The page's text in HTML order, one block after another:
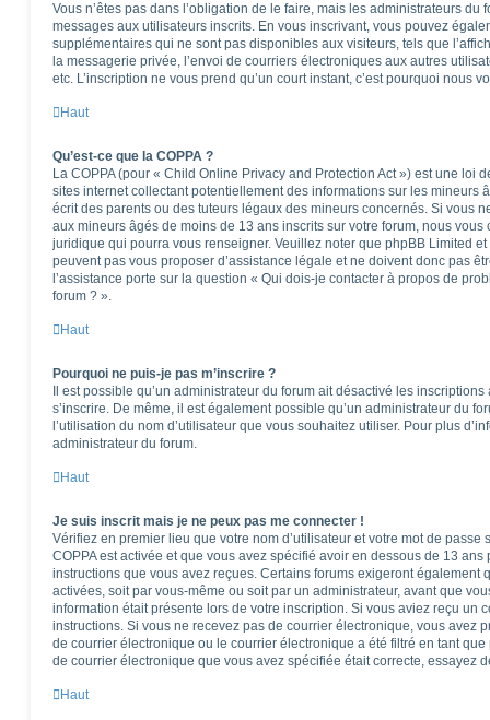
Vous n’êtes pas dans l’obligation de le faire, mais les administrateurs
messages aux utilisateurs inscrits. En vous inscrivant, vous pouvez
supplémentaires qui ne sont pas disponibles aux visiteurs, tels que
la messagerie privée, l’envoi de courriers électroniques aux autres
etc. L’inscription ne vous prend qu’un court instant, c’est pourquoi nous
Haut
Qu’est-ce que la COPPA ?
La COPPA (pour « Child Online Privacy and Protection Act ») est une loi
sites internet collectant potentiellement des informations sur les mineurs
écrit des parents ou des tuteurs légaux des mineurs concernés. Si vous
aux mineurs âgés de moins de 13 ans inscrits sur votre forum, nous
juridique qui pourra vous renseigner. Veuillez noter que phpBB Limited
peuvent pas vous proposer d’assistance légale et ne doivent donc pas
l’assistance porte sur la question « Qui dois-je contacter à propos de
forum ? ».
Haut
Pourquoi ne puis-je pas m’inscrire ?
Il est possible qu’un administrateur du forum ait désactivé les
s’inscrire. De même, il est également possible qu’un administrateur du
l’utilisation du nom d’utilisateur que vous souhaitez utiliser. Pour plus
administrateur du forum.
Haut
Je suis inscrit mais je ne peux pas me connecter !
Vérifiez en premier lieu que votre nom d’utilisateur et votre mot de
COPPA est activée et que vous avez spécifié avoir en dessous de 13
instructions que vous avez reçues. Certains forums exigeront également
activées, soit par vous-même ou soit par un administrateur, avant que
information était présente lors de votre inscription. Si vous aviez reçu un
instructions. Si vous ne recevez pas de courrier électronique, vous avez
de courrier électronique ou le courrier électronique a été filtré en tant
de courrier électronique que vous avez spécifiée était correcte, essayez
Haut